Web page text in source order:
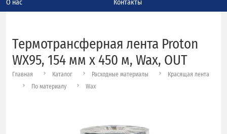
О нас Контакты
Термотрансферная лента Proton
WX95, 154 мм х 450 м, Wax, OUT
Главная Каталог Расходные материалы
Красящая лента
По материалу
Wax